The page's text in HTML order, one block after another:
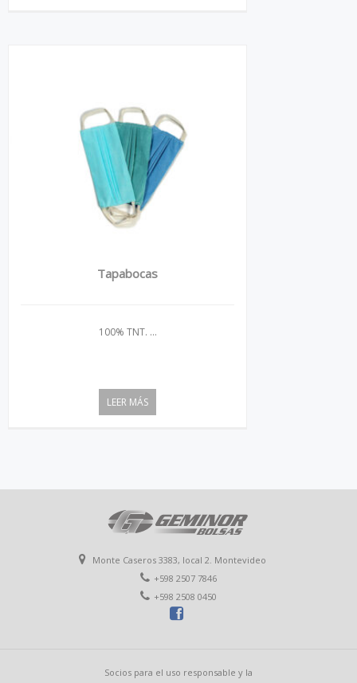
Tapabocas
100% TNT. ...
LEER MÁS
Monte Caseros 3383, local 2. Montevideo
+598 2507 7846
+598 2508 0450
Socios para el uso responsable y la